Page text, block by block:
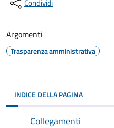
Condividi
Argomenti
Trasparenza amministrativa
INDICE DELLA PAGINA
Collegamenti